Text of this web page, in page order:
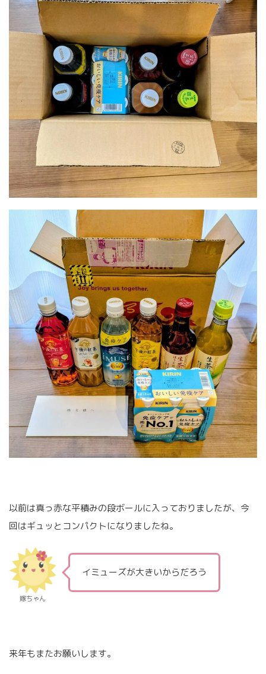
以前は真っ赤な平積みの段ボールに入っておりましたが、今
回はギュッとコンパクトになりましたね。
嫁ちゃん
イミューズが大きいからだろう
来年もまたお願いします。